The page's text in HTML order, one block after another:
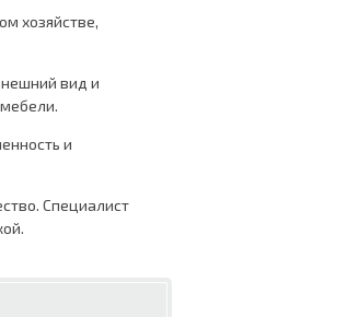
хозяйстве,
вид и
и
Специалист